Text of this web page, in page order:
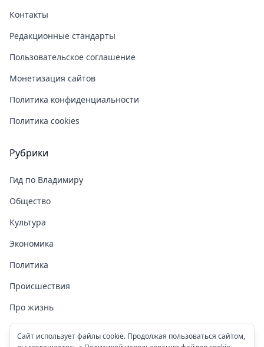
Контакты
Редакционные стандарты
Пользовательское соглашение
Монетизация сайтов
Политика конфиденциальности
Политика cookies
Рубрики
Гид по Владимиру
Общество
Культура
Экономика
Политика
Происшествия
Про жизнь
Здоровье
Сайт использует файлы cookie. Продолжая пользоваться сайтом,